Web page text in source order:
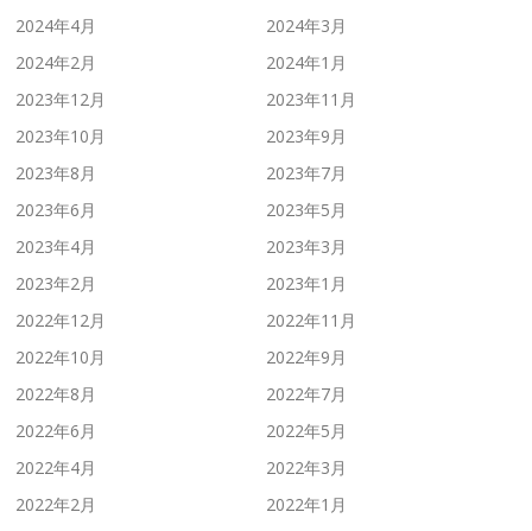
2024年4月
2024年3月
2024年2月
2024年1月
2023年12月
2023年11月
2023年10月
2023年9月
2023年8月
2023年7月
2023年6月
2023年5月
2023年4月
2023年3月
2023年2月
2023年1月
2022年12月
2022年11月
2022年10月
2022年9月
2022年8月
2022年7月
2022年6月
2022年5月
2022年4月
2022年3月
2022年2月
2022年1月